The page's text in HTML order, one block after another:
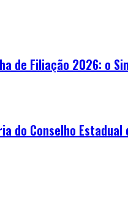
de Filiação 2026: o
do Conselho Estadual